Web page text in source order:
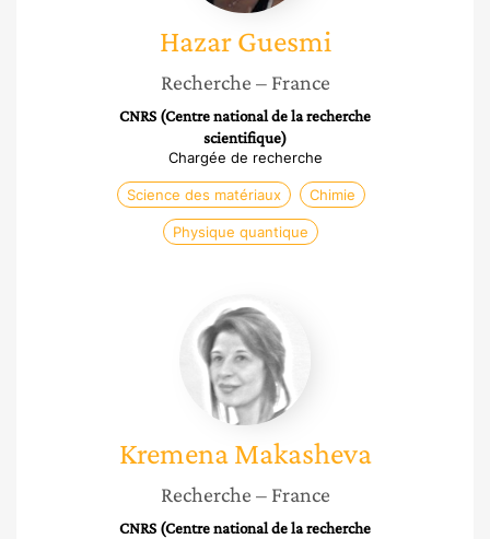
Hazar Guesmi
Recherche – France
CNRS (Centre national de la recherche
scientifique)
Chargée de recherche
Science des matériaux Chimie
Physique quantique
Kremena
Makasheva
Kremena Makasheva
Recherche – France
CNRS (Centre national de la recherche